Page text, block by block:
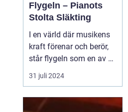
Flygeln – Pianots
Stolta Släkting
I en värld där musikens
kraft förenar och berör,
står flygeln som en av de
mest beundrade och
respekterade
Dess eleganta form och
31 juli 2024